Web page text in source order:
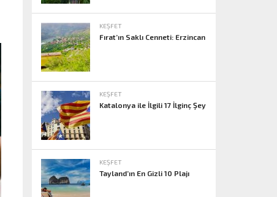
KEŞFET
Fırat’ın Saklı Cenneti: Erzincan
KEŞFET
Katalonya ile İlgili 17 İlginç Şey
KEŞFET
Tayland’ın En Gizli 10 Plajı